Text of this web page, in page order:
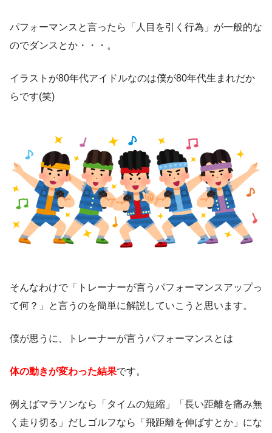
パフォーマンスと言ったら「人目を引く行為」が一般的な
のでダンスとか・・・。
イラストが80年代アイドルなのは僕が80年代生まれだか
らです(笑)
そんなわけで「トレーナーが言うパフォーマンスアップっ
て何？」と言うのを簡単に解説していこうと思います。
僕が思うに、トレーナーが言うパフォーマンスとは
体の動きが変わった結果です。
例えばマラソンなら「タイムの短縮」「長い距離を痛み無
く走り切る」だしゴルフなら「飛距離を伸ばすとか」にな